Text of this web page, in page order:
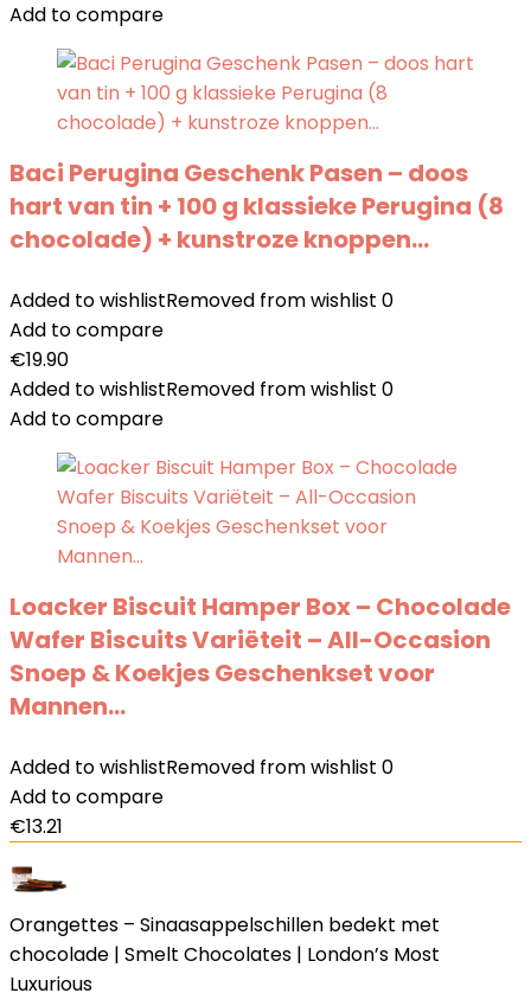
Add to compare
Baci Perugina Geschenk Pasen – doos
hart van tin + 100 g klassieke Perugina (8
chocolade) + kunstroze knoppen…
Added to wishlistRemoved from wishlist 0
Add to compare
€19.90
Added to wishlistRemoved from wishlist 0
Add to compare
Loacker Biscuit Hamper Box – Chocolade
Wafer Biscuits Variëteit – All-Occasion
Snoep & Koekjes Geschenkset voor
Mannen…
Added to wishlistRemoved from wishlist 0
Add to compare
€13.21
Orangettes – Sinaasappelschillen bedekt met
chocolade | Smelt Chocolates | London’s Most
Luxurious